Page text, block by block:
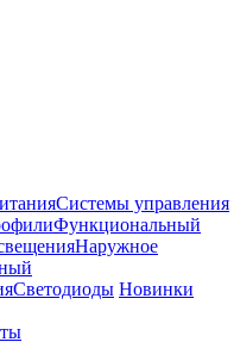
Системы управления
Функциональный
Наружное
Светодиоды Новинки